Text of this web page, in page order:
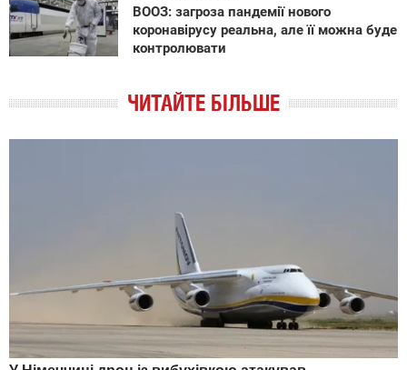
ВООЗ: загроза пандемії нового
коронавірусу реальна, але її можна буде
контролювати
ЧИТАЙТЕ БІЛЬШЕ